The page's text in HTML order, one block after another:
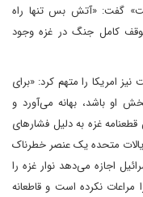
گفت: «آتش بس تنها راه
کامل جنگ در غزه وجود
نیز امریکا را متهم کرد: «برای
او باشد، بهانه می‌آورد و
غزه به دلیل فشارهای
متحده یک عنصر خطرناک
اجازه می‌دهد نوار غزه را
نکرده است و قاطعانه